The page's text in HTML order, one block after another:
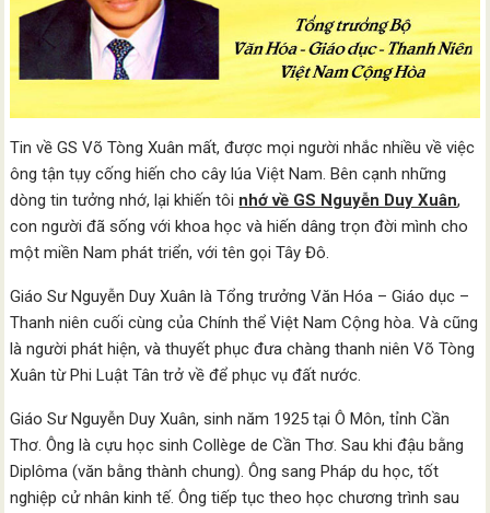
Tin về GS Võ Tòng Xuân mất, được mọi người nhắc nhiều về việc
ông tận tụy cống hiến cho cây lúa Việt Nam. Bên cạnh những
dòng tin tưởng nhớ, lại khiến tôi nhớ về GS Nguyễn Duy Xuân,
con người đã sống với khoa học và hiến dâng trọn đời mình cho
một miền Nam phát triển, với tên gọi Tây Đô.
Giáo Sư Nguyễn Duy Xuân là Tổng trưởng Văn Hóa – Giáo dục –
Thanh niên cuối cùng của Chính thể Việt Nam Cộng hòa. Và cũng
là người phát hiện, và thuyết phục đưa chàng thanh niên Võ Tòng
Xuân từ Phi Luật Tân trở về để phục vụ đất nước.
Giáo Sư Nguyễn Duy Xuân, sinh năm 1925 tại Ô Môn, tỉnh Cần
Thơ. Ông là cựu học sinh Collège de Cần Thơ. Sau khi đậu bằng
Diplôma (văn bằng thành chung). Ông sang Pháp du học, tốt
nghiệp cử nhân kinh tế. Ông tiếp tục theo học chương trình sau